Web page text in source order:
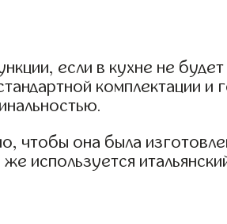
если в кухне не будет
комплектации и
чтобы она была
используется